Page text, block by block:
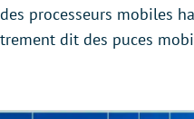
processeurs mobiles
dit des puces